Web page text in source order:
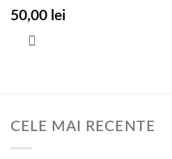
50,00 lei
CELE MAI RECENTE